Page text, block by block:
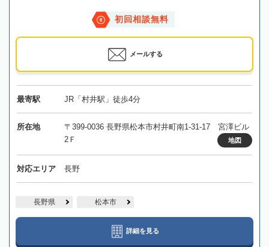
初回相談無料
メールする
最寄駅 JR「村井駅」徒歩4分
所在地
〒399-0036 長野県松本市村井町南1-31-17 宮澤ビル
2Ｆ
地図
対応エリア 長野
長野県 松本市
詳細を見る